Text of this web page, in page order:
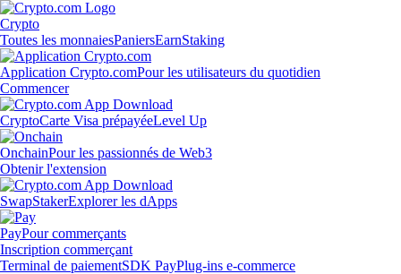
Crypto
Toutes les monnaiesPaniersEarnStaking
Application Crypto.comPour les utilisateurs du quotidien
Commencer
CryptoCarte Visa prépayéeLevel Up
OnchainPour les passionnés de Web3
Obtenir l'extension
SwapStakerExplorer les dApps
PayPour commerçants
Inscription commerçant
Terminal de paiementSDK PayPlug-ins e-commerce